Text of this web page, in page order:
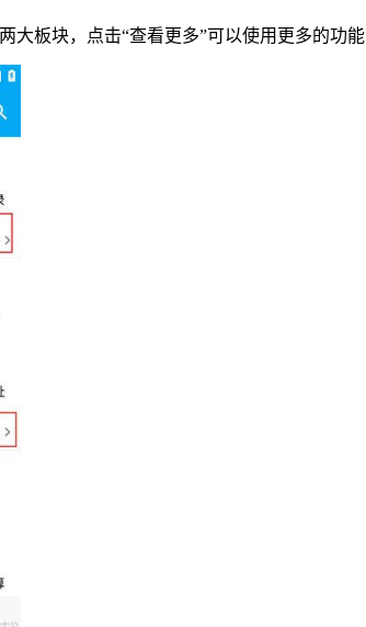
大板块，点击“查看更多”可以使用更多的功能